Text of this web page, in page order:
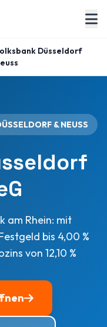
Düsseldorf
& NEUSS
am Rhein: mit
bis 4,00 %
von 12,10 %